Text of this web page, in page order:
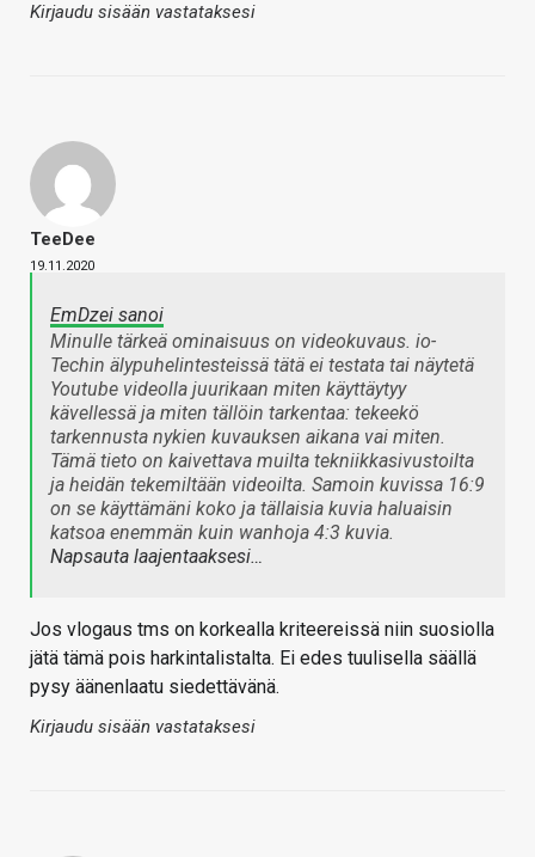
Kirjaudu sisään vastataksesi
TeeDee
19.11.2020
EmDzei sanoi
Minulle tärkeä ominaisuus on videokuvaus. io-
Techin älypuhelintesteissä tätä ei testata tai näytetä
Youtube videolla juurikaan miten käyttäytyy
kävellessä ja miten tällöin tarkentaa: tekeekö
tarkennusta nykien kuvauksen aikana vai miten.
Tämä tieto on kaivettava muilta tekniikkasivustoilta
ja heidän tekemiltään videoilta. Samoin kuvissa 16:9
on se käyttämäni koko ja tällaisia kuvia haluaisin
katsoa enemmän kuin wanhoja 4:3 kuvia.
Napsauta laajentaaksesi…
Jos vlogaus tms on korkealla kriteereissä niin suosiolla
jätä tämä pois harkintalistalta. Ei edes tuulisella säällä
pysy äänenlaatu siedettävänä.
Kirjaudu sisään vastataksesi